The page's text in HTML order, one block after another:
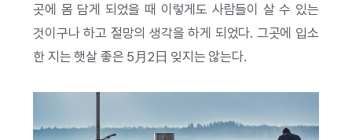
곳에 몸 담게 되었을 때 이렇게도 사람들이 살 수 있는
것이구나 하고 절망의 생각을 하게 되었다. 그곳에 입소
한 지는 햇살 좋은 5月2日 잊지는 않는다.